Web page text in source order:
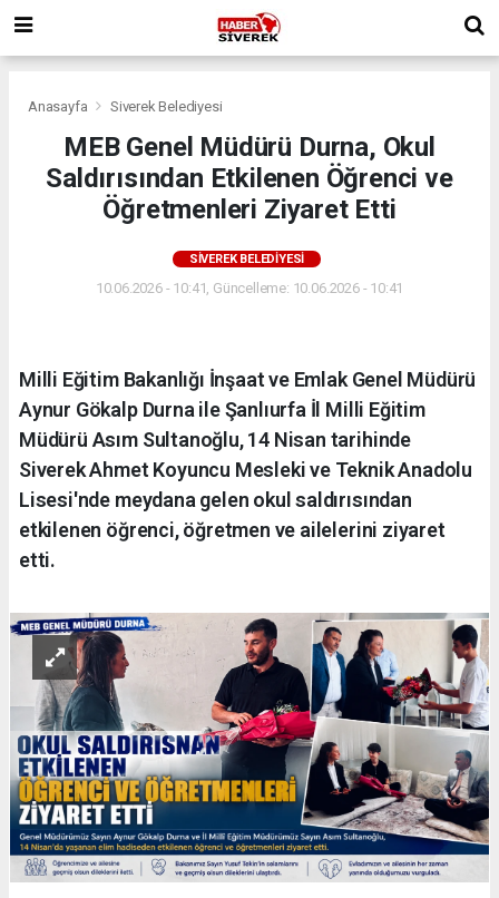
Anasayfa Siverek Belediyesi
MEB Genel Müdürü Durna, Okul
Saldırısından Etkilenen Öğrenci ve
Öğretmenleri Ziyaret Etti
SIVEREK BELEDIYESI
10.06.2026 - 10:41, Güncelleme: 10.06.2026 - 10:41
Milli Eğitim Bakanlığı İnşaat ve Emlak Genel Müdürü
Aynur Gökalp Durna ile Şanlıurfa İl Milli Eğitim
Müdürü Asım Sultanoğlu, 14 Nisan tarihinde
Siverek Ahmet Koyuncu Mesleki ve Teknik Anadolu
Lisesi'nde meydana gelen okul saldırısından
etkilenen öğrenci, öğretmen ve ailelerini ziyaret
etti.